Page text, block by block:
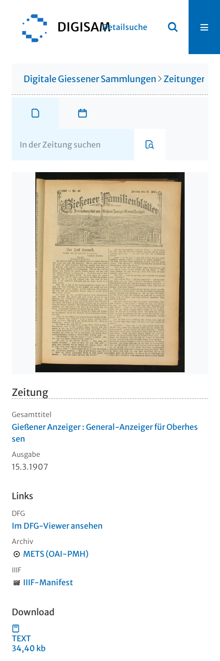
Detailsuche
Digitale Giessener Sammlungen Zeitungen
Zeitung
Gesamttitel
Gießener Anzeiger : General-Anzeiger für Oberhes
sen
Ausgabe
15.3.1907
Links
DFG
Im DFG-Viewer ansehen
Archiv
METS (OAI-PMH)
IIIF
IIIF-Manifest
Download
TEXT
34,40 kb